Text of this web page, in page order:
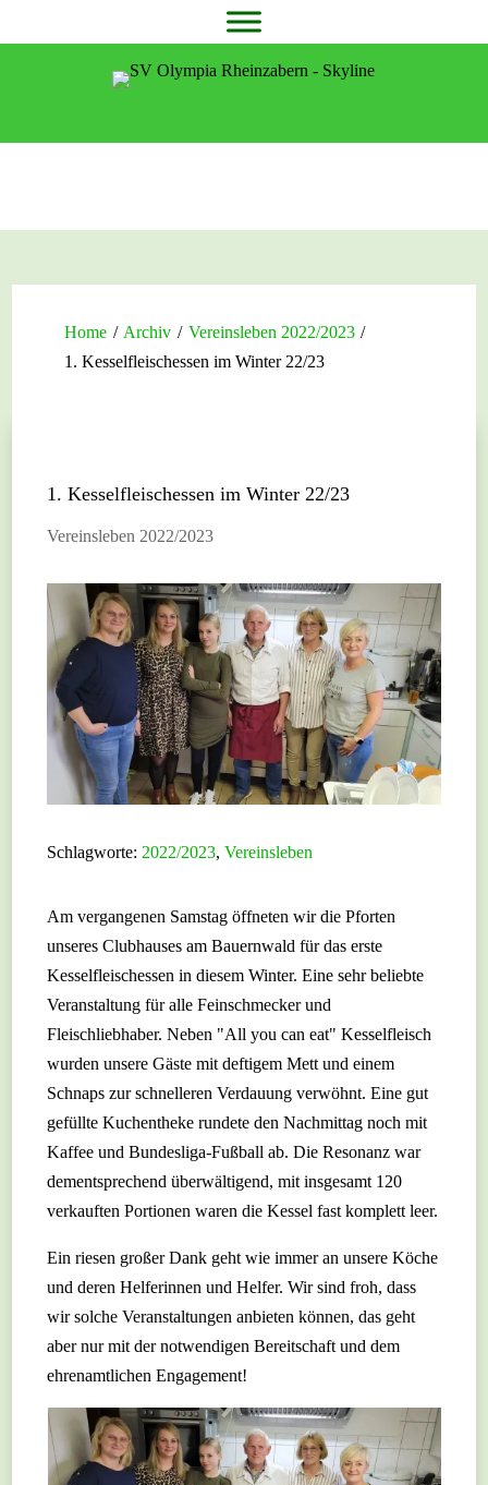
Home / Archiv / Vereinsleben 2022/2023 /
1. Kesselfleischessen im Winter 22/23
1. Kesselfleischessen im Winter 22/23
Vereinsleben 2022/2023
Schlagworte:2022/2023,Vereinsleben
Am vergangenen Samstag öffneten wir die Pforten
unseres Clubhauses am Bauernwald für das erste
Kesselfleischessen in diesem Winter. Eine sehr beliebte
Veranstaltung für alle Feinschmecker und
Fleischliebhaber. Neben "All you can eat" Kesselfleisch
wurden unsere Gäste mit deftigem Mett und einem
Schnaps zur schnelleren Verdauung verwöhnt. Eine gut
gefüllte Kuchentheke rundete den Nachmittag noch mit
Kaffee und Bundesliga-Fußball ab. Die Resonanz war
dementsprechend überwältigend, mit insgesamt 120
verkauften Portionen waren die Kessel fast komplett leer.
Ein riesen großer Dank geht wie immer an unsere Köche
und deren Helferinnen und Helfer. Wir sind froh, dass
wir solche Veranstaltungen anbieten können, das geht
aber nur mit der notwendigen Bereitschaft und dem
ehrenamtlichen Engagement!